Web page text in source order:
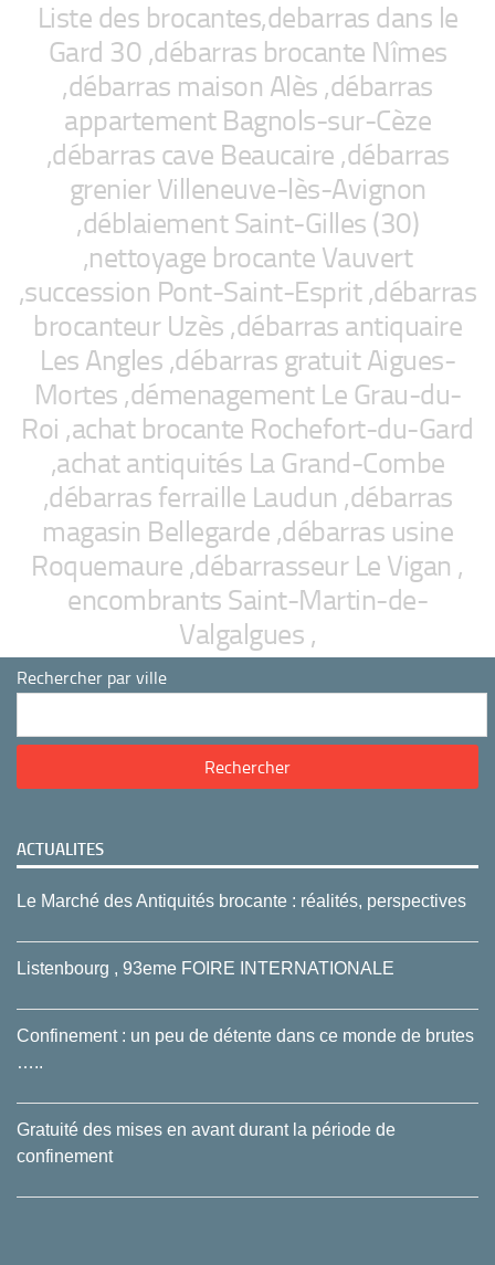
Liste des brocantes,debarras dans le
Gard 30 ,débarras brocante Nîmes
,débarras maison Alès ,débarras
appartement Bagnols-sur-Cèze
,débarras cave Beaucaire ,débarras
grenier Villeneuve-lès-Avignon
,déblaiement Saint-Gilles (30)
,nettoyage brocante Vauvert
,succession Pont-Saint-Esprit ,débarras
brocanteur Uzès ,débarras antiquaire
Les Angles ,débarras gratuit Aigues-
Mortes ,démenagement Le Grau-du-
Roi ,achat brocante Rochefort-du-Gard
,achat antiquités La Grand-Combe
,débarras ferraille Laudun ,débarras
magasin Bellegarde ,débarras usine
Roquemaure ,débarrasseur Le Vigan ,
encombrants Saint-Martin-de-
Valgalgues ,
Rechercher par ville
ACTUALITES
Le Marché des Antiquités brocante : réalités, perspectives
Listenbourg , 93eme FOIRE INTERNATIONALE
Confinement : un peu de détente dans ce monde de brutes
…..
Gratuité des mises en avant durant la période de
confinement